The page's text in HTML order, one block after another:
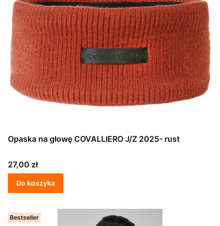
Opaska na głowę COVALLIERO J/Z 2025- rust
Cena
27,00 zł
Do koszyka
Bestseller